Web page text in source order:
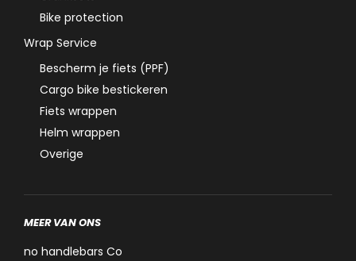
Bike protection
Wrap Service
Bescherm je fiets (PPF)
Cargo bike bestickeren
Fiets wrappen
Helm wrappen
Overige
MEER VAN ONS
no handlebars Co